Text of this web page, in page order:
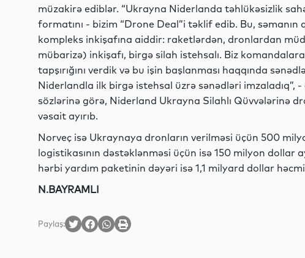
müzakirə ediblər. “Ukrayna Niderlanda təhlükəsizlik
formatını - bizim “Drone Deal”i təklif edib. Bu,
kompleks inkişafına aiddir: raketlərdən, dronlardan
mübarizə) inkişafı, birgə silah istehsalı. Biz
tapşırığını verdik və bu işin başlanması haqqında
Niderlandla ilk birgə istehsal üzrə sənədləri imzaladıq”,
sözlərinə görə, Niderland Ukrayna Silahlı Qüvvələrinə
vəsait ayırıb.
Norveç isə Ukraynaya dronların verilməsi üçün 500
logistikasının dəstəklənməsi üçün isə 150 milyon dollar
hərbi yardım paketinin dəyəri isə 1,1 milyard dollar
N.BAYRAMLI
Paylaş: